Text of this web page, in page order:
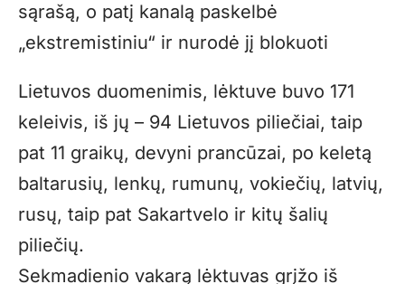
sąrašą, o patį kanalą paskelbė
„ekstremistiniu“ ir nurodė jį blokuoti
Lietuvos duomenimis, lėktuve buvo 171
keleivis, iš jų – 94 Lietuvos piliečiai, taip
pat 11 graikų, devyni prancūzai, po keletą
baltarusių, lenkų, rumunų, vokiečių, latvių,
rusų, taip pat Sakartvelo ir kitų šalių
piliečių.
Sekmadienio vakarą lėktuvas grįžo iš